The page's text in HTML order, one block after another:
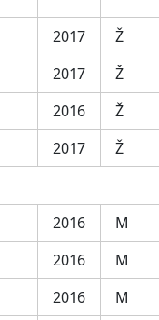
2017 Ž
2017 Ž
2016 Ž
2017 Ž
2016 M
2016 M
2016 M